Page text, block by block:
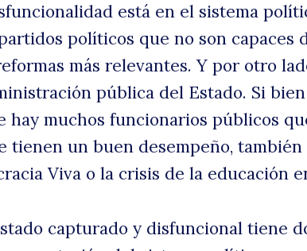
está en el sistema
políticos que no son capaces
más relevantes. Y por otro
pública del Estado. Si bien
hay muchos funcionarios públicos
tienen un buen desempeño, también
Viva o la crisis de la educación
capturado y disfuncional tiene